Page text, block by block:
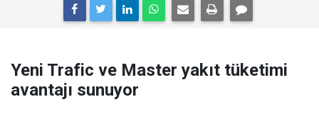
Yeni Trafic ve Master yakıt tüketimi
avantajı sunuyor